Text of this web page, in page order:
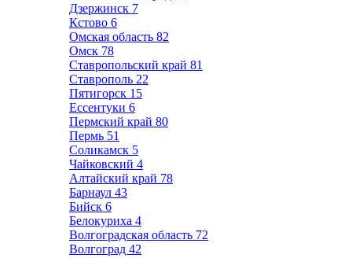
Дзержинск 7
Кстово 6
Омская область 82
Омск 78
Ставропольский край 81
Ставрополь 22
Пятигорск 15
Ессентуки 6
Пермский край 80
Пермь 51
Соликамск 5
Чайковский 4
Алтайский край 78
Барнаул 43
Бийск 6
Белокуриха 4
Волгоградская область 72
Волгоград 42